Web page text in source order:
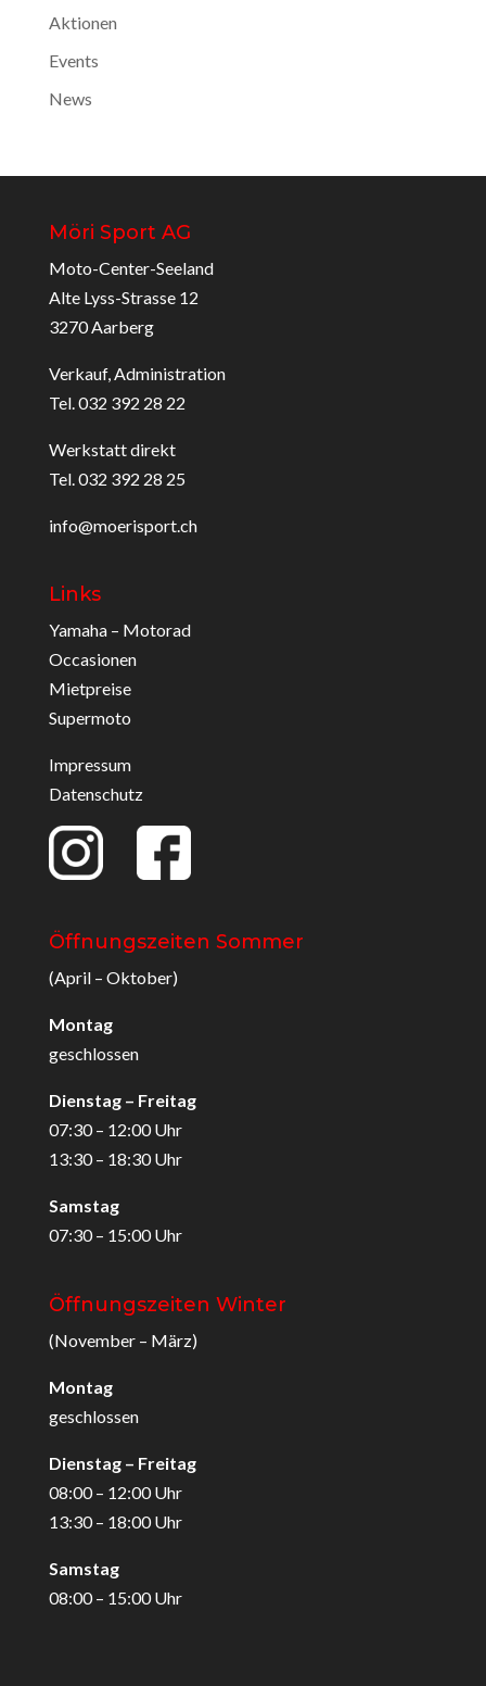
Aktionen
Events
News
Möri Sport AG
Moto-Center-Seeland
Alte Lyss-Strasse 12
3270 Aarberg
Verkauf, Administration
Tel. 032 392 28 22
Werkstatt direkt
Tel. 032 392 28 25
info@moerisport.ch
Links
Yamaha – Motorad
Occasionen
Mietpreise
Supermoto
Impressum
Datenschutz
Öffnungszeiten Sommer
(April – Oktober)
Montag
geschlossen
Dienstag – Freitag
07:30 – 12:00 Uhr
13:30 – 18:30 Uhr
Samstag
07:30 – 15:00 Uhr
Öffnungszeiten Winter
(November – März)
Montag
geschlossen
Dienstag – Freitag
08:00 – 12:00 Uhr
13:30 – 18:00 Uhr
Samstag
08:00 – 15:00 Uhr